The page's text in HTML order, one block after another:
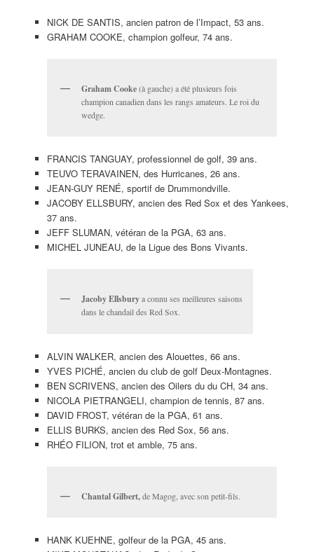
NICK DE SANTIS, ancien patron de l’Impact, 53 ans.
GRAHAM COOKE, champion golfeur, 74 ans.
Graham Cooke(à gauche) a été plusieurs fois
champion canadien dans les rangs amateurs. Le roi du
wedge.
FRANCIS TANGUAY, professionnel de golf, 39 ans.
TEUVO TERAVAINEN, des Hurricanes, 26 ans.
JEAN-GUY RENÉ, sportif de Drummondville.
JACOBY ELLSBURY, ancien des Red Sox et des Yankees,
37 ans.
JEFF SLUMAN, vétéran de la PGA, 63 ans.
MICHEL JUNEAU, de la Ligue des Bons Vivants.
Jacoby Ellsburya connu ses meilleures saisons
dans le chandail des Red Sox.
ALVIN WALKER, ancien des Alouettes, 66 ans.
YVES PICHÉ, ancien du club de golf Deux-Montagnes.
BEN SCRIVENS, ancien des Oilers du du CH, 34 ans.
NICOLA PIETRANGELI, champion de tennis, 87 ans.
DAVID FROST, vétéran de la PGA, 61 ans.
ELLIS BURKS, ancien des Red Sox, 56 ans.
RHÉO FILION, trot et amble, 75 ans.
Chantal Gilbert,de Magog, avec son petit-fils.
HANK KUEHNE, golfeur de la PGA, 45 ans.